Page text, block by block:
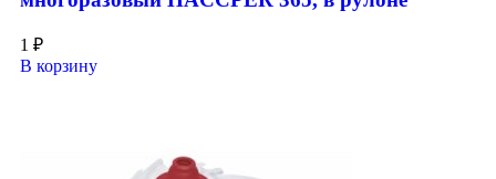
1 ₽
В корзину